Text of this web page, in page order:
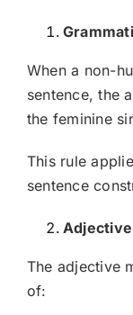
When a non-
sentence, the
the feminine
This rule
sentence
The adjective
of: